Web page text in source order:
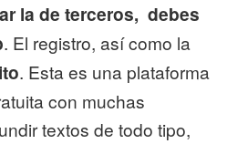
la de terceros, debes
. El registro, así como la
. Esta es una plataforma
con muchas
textos de todo tipo,